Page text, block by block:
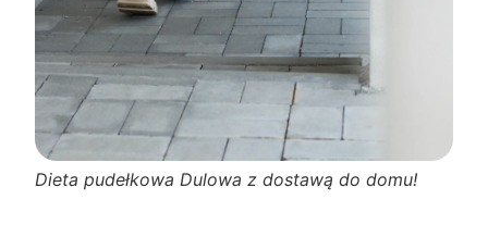
Dieta pudełkowa Dulowa z dostawą do domu!